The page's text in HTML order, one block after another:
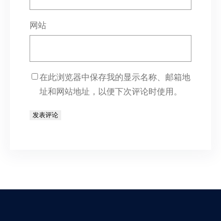
网站
在此浏览器中保存我的显示名称、邮箱地
址和网站地址，以便下次评论时使用。